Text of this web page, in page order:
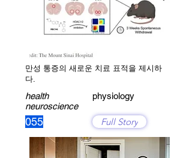
만성 통증의 새로운 치료 표적을 제시하
다.
health
neuroscience
055
physiology
Full Story